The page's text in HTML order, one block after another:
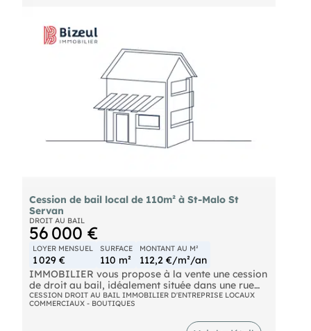
ainsi que d'une arrière-boutique comprenant un
bureau supplémentaire et un sanitaire. L'ensemble
développe une surface d'environ 60 m², offrant un
cadre de travail agréable et facilement modulable
selon l'activité. Le loyer mensuel s'élève à 970 €
HT. En complément, il est possible de bénéficier de
trois places de stationnement privatives, un
véritable atout dans ce secteur recherché,
moyennant un loyer supplémentaire de 230 € HT
mensuel. Conditions, nous consulter.
Cession de bail local de 110m² à St-Malo St
Servan
DROIT AU BAIL
56 000 €
LOYER MENSUEL
1 029 €
SURFACE
110 m²
MONTANT AU M²
112,2 €/m²/an
IMMOBILIER vous propose à la vente une cession
de droit au bail, idéalement située dans une rue
passante et commerçante du secteur de Saint-
Servan à Saint-Malo. Ce local bénéficie d'un
emplacement stratégique offrant une excellente
CESSION DROIT AU BAIL IMMOBILIER D'ENTREPRISE LOCAUX
COMMERCIAUX - BOUTIQUES